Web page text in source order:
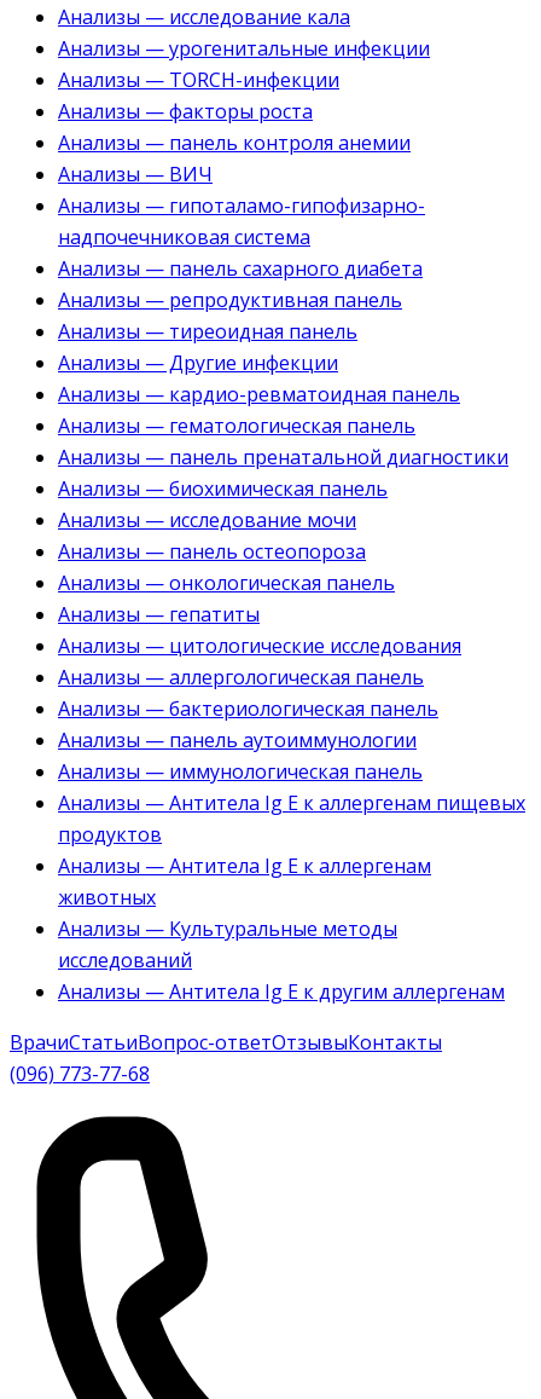
Анализы — исследование кала
Анализы — урогенитальные инфекции
Анализы — TORCH-инфекции
Анализы — факторы роста
Анализы — панель контроля анемии
Анализы — ВИЧ
Анализы — гипоталамо-гипофизарно-
надпочечниковая система
Анализы — панель сахарного диабета
Анализы — репродуктивная панель
Анализы — тиреоидная панель
Анализы — Другие инфекции
Анализы — кардио-ревматоидная панель
Анализы — гематологическая панель
Анализы — панель пренатальной диагностики
Анализы — биохимическая панель
Анализы — исследование мочи
Анализы — панель остеопороза
Анализы — онкологическая панель
Анализы — гепатиты
Анализы — цитологические исследования
Анализы — аллергологическая панель
Анализы — бактериологическая панель
Анализы — панель аутоиммунологии
Анализы — иммунологическая панель
Анализы — Антитела Ig E к аллергенам пищевых
продуктов
Анализы — Антитела Ig E к аллергенам
животных
Анализы — Культуральные методы
исследований
Анализы — Антитела Ig E к другим аллергенам
ВрачиСтатьиВопрос-ответОтзывыКонтакты
(096) 773-77-68